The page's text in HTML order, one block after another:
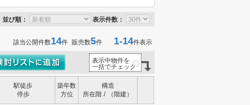
並び順： 表示件数：
該当公開件数14件 販売数5件 1-14件表示
表示中物件を
一括でチェック
駅徒歩
停歩
築年数
方位
構造
所在階 / （階建）